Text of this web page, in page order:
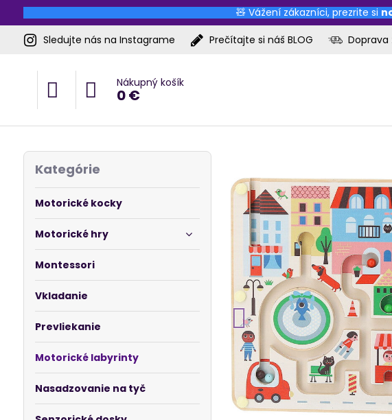
🧸 Vážení zákazníci, prezrite si
Sledujte nás na Instagrame
Prečítajte si náš BLOG
Nákupný košík
0 €
Kategórie
Motorické kocky
Motorické hry
Montessori
Vkladanie
Prevliekanie
Motorické labyrinty
Nasadzovanie na tyč